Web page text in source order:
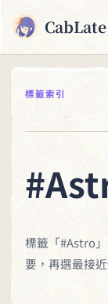
CabLate
標籤索引
標籤「#Astro
要，再選最接